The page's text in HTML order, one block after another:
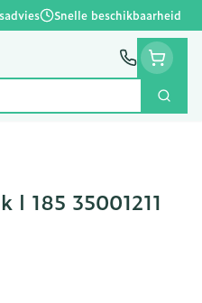
Snelle beschikbaarheid
Zoek
l 185 35001211